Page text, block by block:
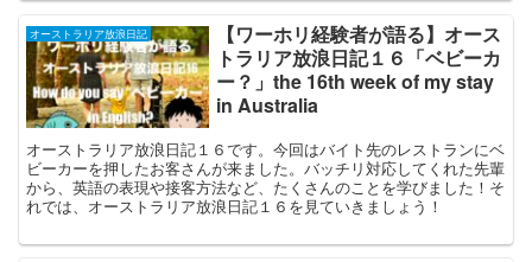
オーストラリア放浪日記
【ワーホリ経験者が語る】オース
トラリア放浪日記１６「ベビーカ
ー？」the 16th week of my stay
in Australia
オーストラリア放浪日記１６です。今回はバイト先のレストランにベ
ビーカーを押したお客さんが来ました。バッチリ対応してくれた先輩
から、英語の表現や接客方法など、たくさんのことを学びました！そ
れでは、オーストラリア放浪日記１６を見ていきましょう！